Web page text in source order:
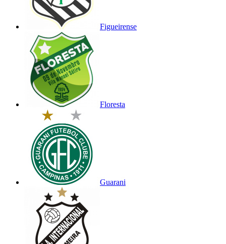
Figueirense
Floresta
Guarani